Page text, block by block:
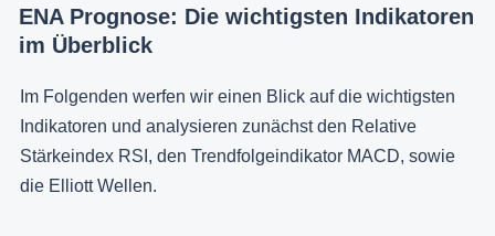
ENA Prognose: Die wichtigsten Indikatoren
im Überblick
Im Folgenden werfen wir einen Blick auf die wichtigsten
Indikatoren und analysieren zunächst den Relative
Stärkeindex RSI, den Trendfolgeindikator MACD, sowie
die Elliott Wellen.